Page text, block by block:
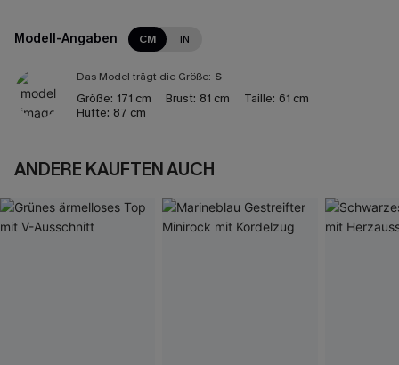
Modell-Angaben CM IN
Das Model trägt die Größe: S
Größe: 171 cm Brust: 81 cm Taille: 61 cm
Hüfte: 87 cm
ANDERE KAUFTEN AUCH